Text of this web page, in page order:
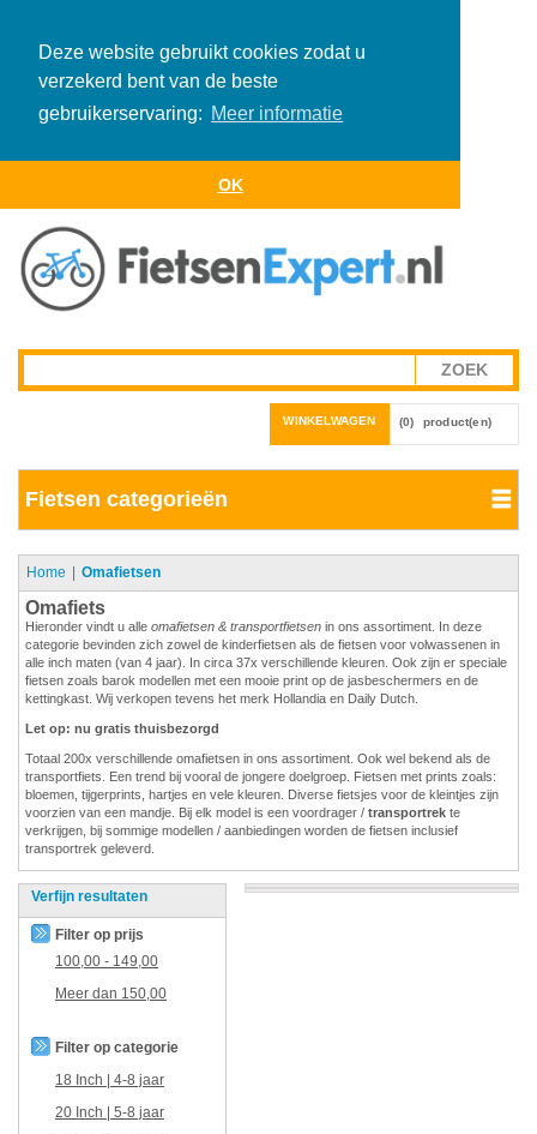
Deze website gebruikt cookies zodat u
verzekerd bent van de beste
gebruikerservaring: Meer informatie
OK
WINKELWAGEN (0) product(en)
Fietsen categorieën
Home Omafietsen
Omafiets
Hieronder vindt u alle omafietsen & transportfietsen in ons assortiment. In deze
categorie bevinden zich zowel de kinderfietsen als de fietsen voor volwassenen in
alle inch maten (van 4 jaar). In circa 37x verschillende kleuren. Ook zijn er speciale
fietsen zoals barok modellen met een mooie print op de jasbeschermers en de
kettingkast. Wij verkopen tevens het merk Hollandia en Daily Dutch.
Let op: nu gratis thuisbezorgd
Totaal 200x verschillende omafietsen in ons assortiment. Ook wel bekend als de
transportfiets. Een trend bij vooral de jongere doelgroep. Fietsen met prints zoals:
bloemen, tijgerprints, hartjes en vele kleuren. Diverse fietsjes voor de kleintjes zijn
voorzien van een mandje. Bij elk model is een voordrager / transportrek te
verkrijgen, bij sommige modellen / aanbiedingen worden de fietsen inclusief
transportrek geleverd.
Verfijn resultaten
Filter op prijs
100,00 - 149,00
Meer dan 150,00
Filter op categorie
18 Inch | 4-8 jaar
20 Inch | 5-8 jaar